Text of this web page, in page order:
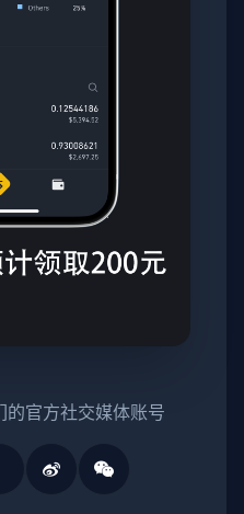
的官方社交媒体账号